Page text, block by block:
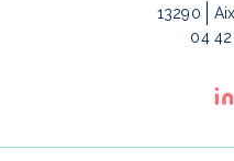
13290
04